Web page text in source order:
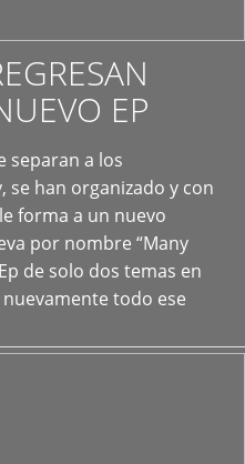
EP
separan a los
se han organizado y con
forma a un nuevo
por nombre “Many
de solo dos temas en
todo ese